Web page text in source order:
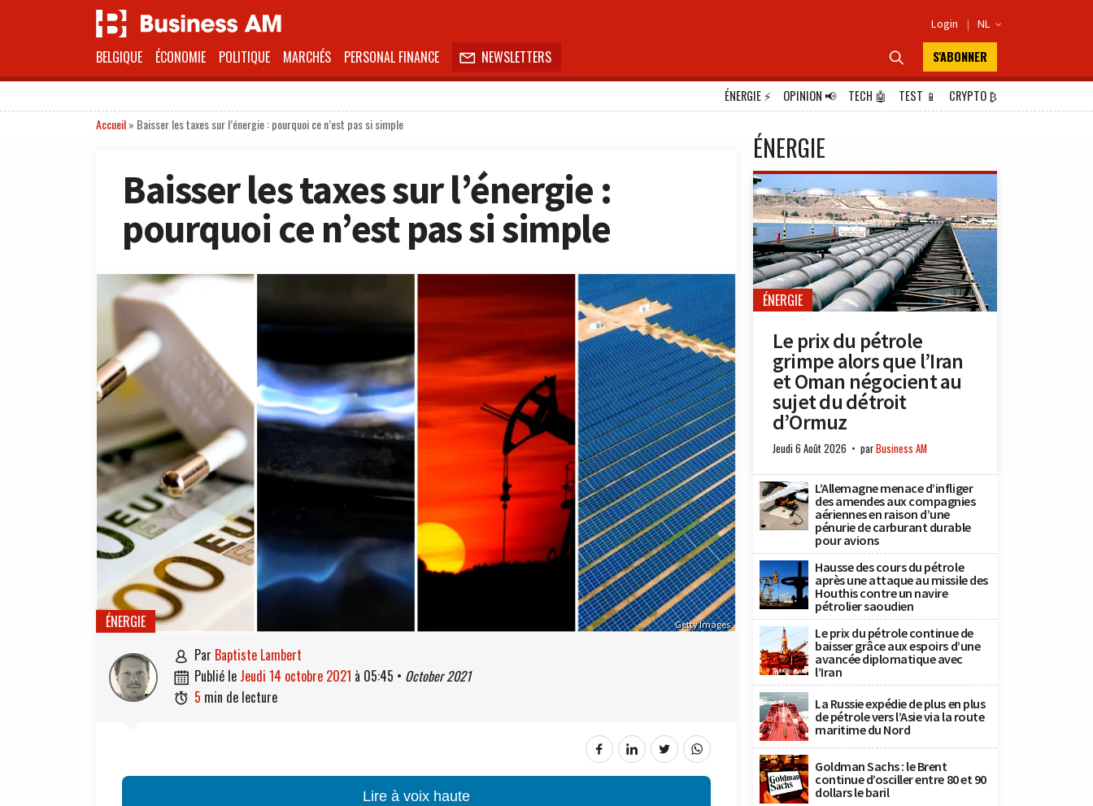
Login | NL 
BELGIQUE ÉCONOMIE POLITIQUE MARCHÉS PERSONAL FINANCE  NEWSLETTERS  S'ABONNER
ÉNERGIE⚡ OPINION📢 TECH 🤖 TEST 📱 CRYPTO₿
Accueil» Baisser les taxes sur l’énergie : pourquoi ce n’est pas si simple
Baisser les taxes sur l’énergie :
pourquoi ce n’est pas si simple
Getty Images
ÉNERGIE
 par Baptiste Lambert
 publié le jeudi 14 octobre 2021 à 05:45 • October 2021
 5 min de lecture
Lire à voix haute
ÉNERGIE
ÉNERGIE
Le prix du pétrole
grimpe alors que l’Iran
et Oman négocient au
sujet du détroit
d’Ormuz
Jeudi 6 Août 2026 parBusiness AM
L’Allemagne menace d’infliger
des amendes aux compagnies
aériennes en raison d’une
pénurie de carburant durable
pour avions
Hausse des cours du pétrole
après une attaque au missile des
Houthis contre un navire
pétrolier saoudien
Le prix du pétrole continue de
baisser grâce aux espoirs d’une
avancée diplomatique avec
l’Iran
La Russie expédie de plus en plus
de pétrole vers l’Asie via la route
maritime du Nord
Goldman Sachs : le Brent
continue d’osciller entre 80 et 90
dollars le baril